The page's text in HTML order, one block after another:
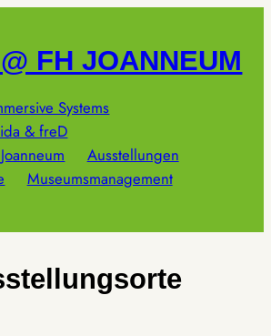
FH JOANNEUM
Systems
& freD
Ausstellungen
Museumsmanagement